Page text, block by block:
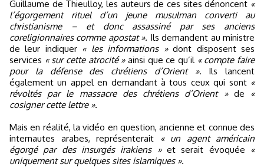
Guillaume de Thieulloy, les auteurs de ces sites dénoncent «
l’égorgement rituel d’un jeune musulman converti au
christianisme – et donc assassiné par ses anciens
coreligionnaires comme apostat ». Ils demandent au ministre
de leur indiquer « les informations »dont disposent ses
services « sur cette atrocité »ainsi que ce qu’il « compte faire
pour la défense des chrétiens d’Orient ». Ils lancent
également un appel en demandant à tous ceux qui sont «
révoltés par le massacre des chrétiens d’Orient »de
«
cosigner cette lettre ».
Mais en réalité, la vidéo en question, ancienne et connue des
internautes arabes, représenterait
« un agent américain
égorgé par des insurgés irakiens »et serait évoquée
«
uniquement sur quelques sites islamiques ».